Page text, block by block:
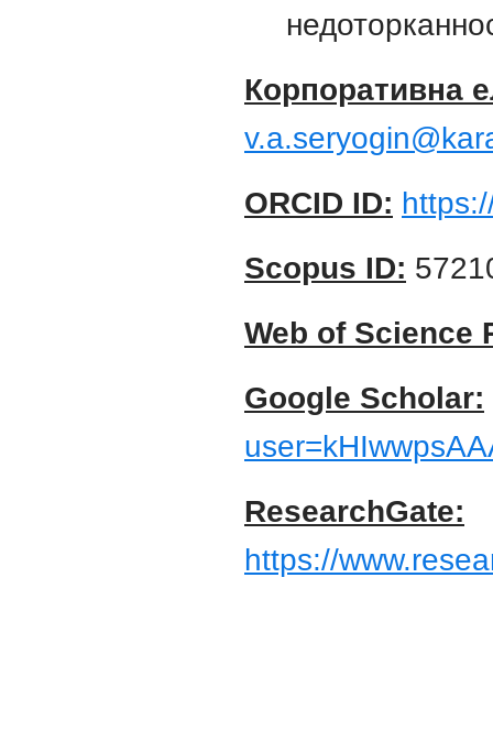
Корпоративна
ORCID ID:
Scopus ID:
Web of Science
Google Scholar:
ResearchGate:
https://